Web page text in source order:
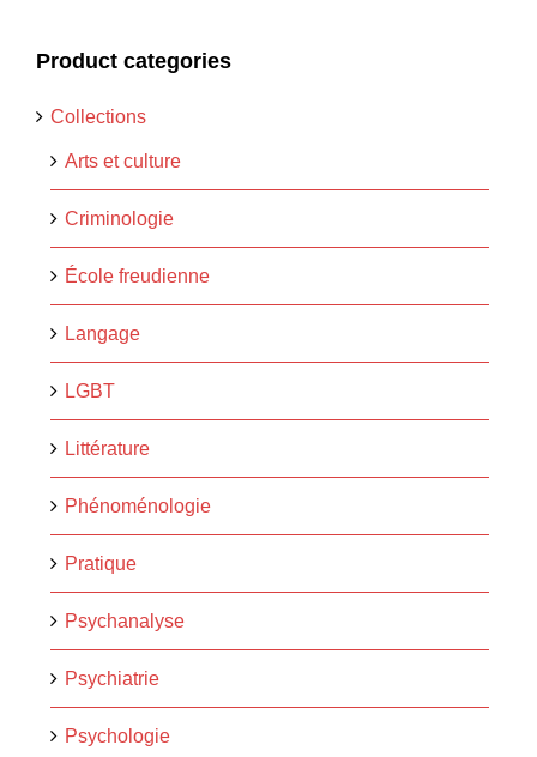
Product categories
Collections
Arts et culture
Criminologie
École freudienne
Langage
LGBT
Littérature
Phénoménologie
Pratique
Psychanalyse
Psychiatrie
Psychologie